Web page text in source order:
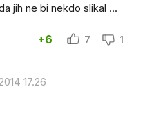
jih ne bi nekdo slikal ...
+6 7 1
17.26